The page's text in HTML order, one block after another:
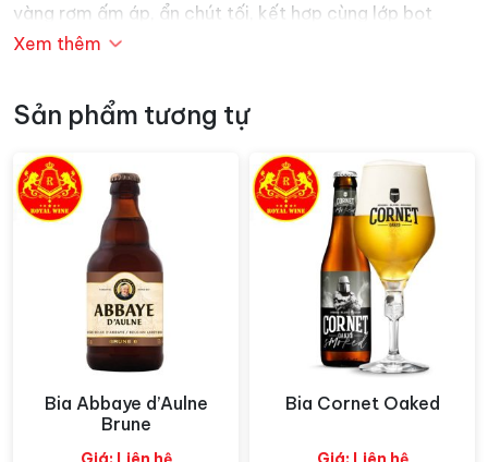
vàng rơm ấm áp, ẩn chút tối, kết hợp cùng lớp bọt
trắng mịn như nhung, tan chậm rãi, tạo nên một màn
Xem thêm
Sản phẩm tương tự
Xem nhanh
Bia Abbaye d’Aulne
Brune
Xem nhanh
Bia Cornet Oaked